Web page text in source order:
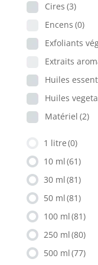
Cires (3)
Encens (0)
Exfoliants
Extraits
Huiles
Huiles
Matériel (2)
1 litre(0)
10 ml(61)
30 ml(81)
50 ml(81)
100 ml(81)
250 ml(80)
500 ml(77)